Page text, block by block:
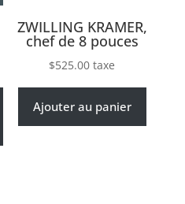
ZWILLING KRAMER,
chef de 8 pouces
$525.00 taxe
Ajouter au panier